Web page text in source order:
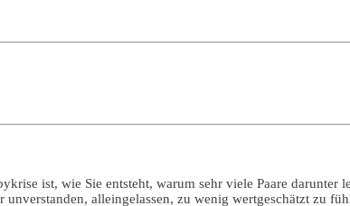
ist, wie Sie entsteht, warum sehr viele Paare
alleingelassen, zu wenig wertgeschätzt zu